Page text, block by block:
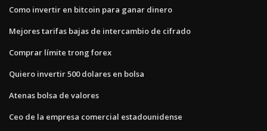
Como invertir en bitcoin para ganar dinero
Mejores tarifas bajas de intercambio de cifrado
Comprar límite trong forex
Quiero invertir 500 dolares en bolsa
Atenas bolsa de valores
Ceo de la empresa comercial estadounidense